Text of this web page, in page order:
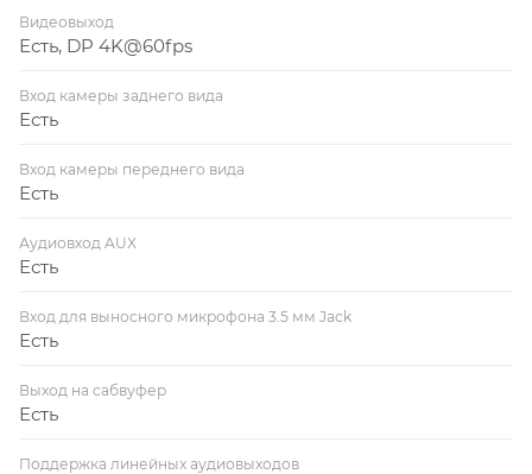
Видеовыход
Есть, DP 4K@60fps
Вход камеры заднего вида
Есть
Вход камеры переднего вида
Есть
Аудиовход AUX
Есть
Вход для выносного микрофона 3.5 мм Jack
Есть
Выход на сабвуфер
Есть
Поддержка линейных аудиовыходов